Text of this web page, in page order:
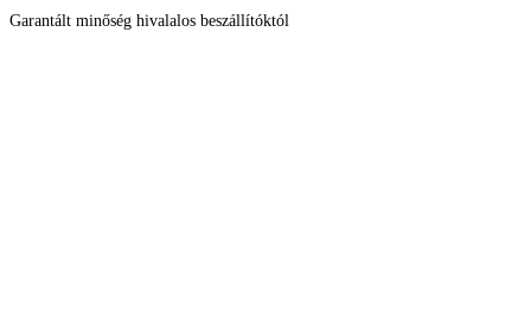
Garantált minőség hivalalos beszállítóktól